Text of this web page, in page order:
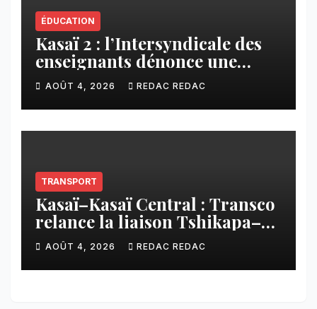
ÉDUCATION
Kasaï 2 : l’Intersyndicale des
enseignants dénonce une
contribution financière
imposée aux écoles de la
CNCA
AOÛT 4, 2026 REDAC REDAC
TRANSPORT
Kasaï–Kasaï Central : Transco
relance la liaison Tshikapa–
Tshiamu pour faciliter les
échanges
AOÛT 4, 2026 REDAC REDAC